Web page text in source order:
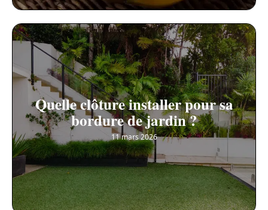
Quelle clôture installer pour sa
bordure de jardin ?
11 mars 2026